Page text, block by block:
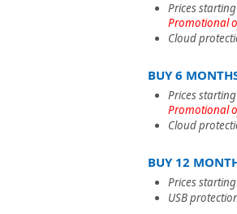
Prices
Promotional
Cloud
BUY 6
Prices
Promotional
Cloud
BUY 12
Prices starting
USB